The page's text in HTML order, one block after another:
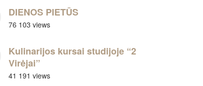
DIENOS PIETŪS
76 103 views
Kulinarijos kursai studijoje “2
Virėjai”
41 191 views